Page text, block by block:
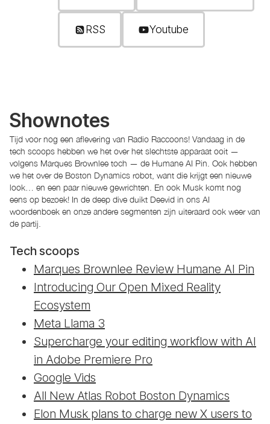
RSS Youtube
Shownotes
Tijd voor nog een aflevering van Radio Raccoons! Vandaag in de
tech scoops hebben we het over het slechtste apparaat ooit —
volgens Marques Brownlee toch — de Humane AI Pin. Ook hebben
we het over de Boston Dynamics robot, want die krijgt een nieuwe
look… en een paar nieuwe gewrichten. En ook Musk komt nog
eens op bezoek! In de deep dive duikt Deevid in ons AI
woordenboek en onze andere segmenten zijn uiteraard ook weer van
de partij.
Tech scoops
Marques Brownlee Review Humane AI Pin
Introducing Our Open Mixed Reality
Ecosystem
Meta Llama 3
Supercharge your editing workflow with AI
in Adobe Premiere Pro
Google Vids
All New Atlas Robot Boston Dynamics
Elon Musk plans to charge new X users to